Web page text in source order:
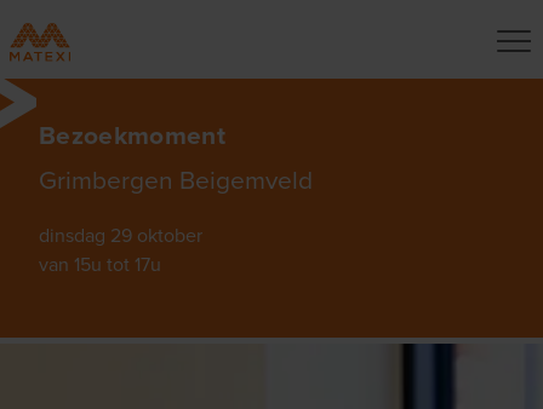
Bezoekmoment
Grimbergen Beigemveld
dinsdag 29 oktober
van 15u tot 17u